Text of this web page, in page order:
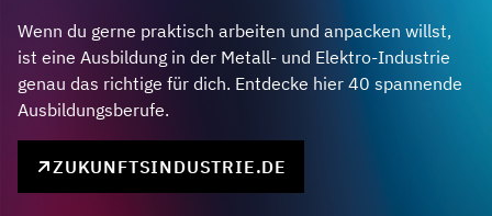
Wenn du gerne praktisch arbeiten und anpacken willst,
ist eine Ausbildung in der Metall- und Elektro-Industrie
genau das richtige für dich. Entdecke hier 40 spannende
Ausbildungsberufe.
ZUKUNFTSINDUSTRIE.DE